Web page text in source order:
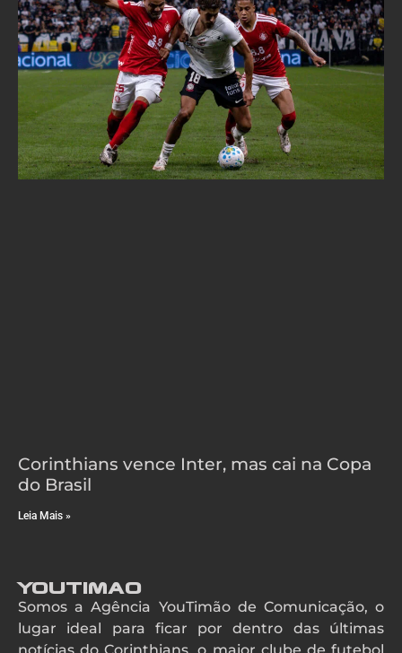
Corinthians vence Inter, mas cai na Copa
do Brasil
Leia Mais »
YouTimao
Somos a Agência YouTimão de Comunicação, o
lugar ideal para ficar por dentro das últimas
notícias do Corinthians, o maior clube de futebol